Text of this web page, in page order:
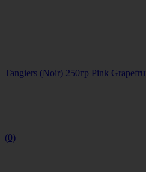
Tangiers (Noir) 250гр Pink
(0)